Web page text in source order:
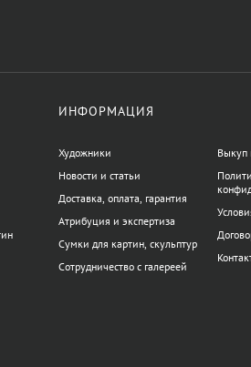
ИНФОРМАЦИЯ
Художники
Новости и статьи
Доставка, оплата, гарантия
Атрибуция и экспертиза
Сумки для картин, скульптур
Сотрудничество с галереей
Выкуп